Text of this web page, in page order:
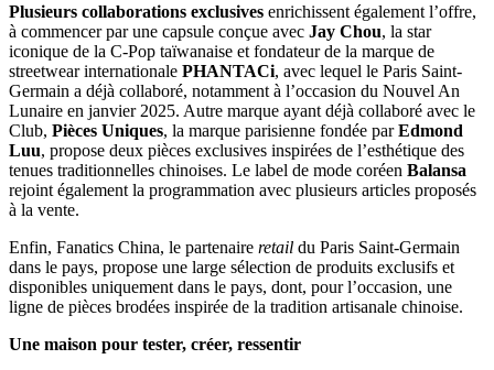
Plusieurs collaborations exclusives enrichissent également l’offre,
à commencer par une capsule conçue avec Jay Chou, la star
iconique de la C-Pop taïwanaise et fondateur de la marque de
streetwear internationale PHANTACi, avec lequel le Paris Saint-
Germain a déjà collaboré, notamment à l’occasion du Nouvel An
Lunaire en janvier 2025. Autre marque ayant déjà collaboré avec le
Club, Pièces Uniques, la marque parisienne fondée parEdmond
Luu, propose deux pièces exclusives inspirées de l’esthétique des
tenues traditionnelles chinoises. Le label de mode coréen Balansa
rejoint également la programmation avec plusieurs articles proposés
à la vente.
Enfin, Fanatics China, le partenaire retail du Paris Saint-Germain
dans le pays, propose une large sélection de produits exclusifs et
disponibles uniquement dans le pays, dont, pour l’occasion, une
ligne de pièces brodées inspirée de la tradition artisanale chinoise.
Une maison pour tester, créer, ressentir